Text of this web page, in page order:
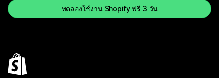
ทดลองใช้งาน Shopify ฟรี 3 วัน